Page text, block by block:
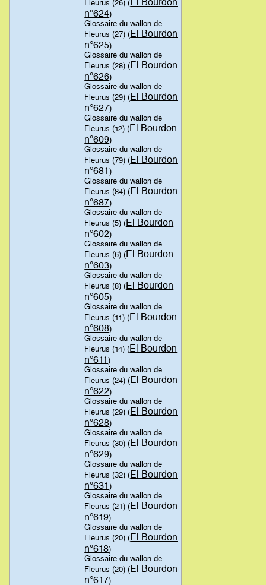
Fleurus (26) (
n°624)
Glossaire du wallon de
Fleurus (27) (El Bourdon
n°625)
Glossaire du wallon de
Fleurus (28) (El Bourdon
n°626)
Glossaire du wallon de
Fleurus (29) (El Bourdon
n°627)
Glossaire du wallon de
Fleurus (12) (El Bourdon
n°609)
Glossaire du wallon de
Fleurus (79) (El Bourdon
n°681)
Glossaire du wallon de
Fleurus (84) (El Bourdon
n°687)
Glossaire du wallon de
Fleurus (5) (El Bourdon
n°602)
Glossaire du wallon de
Fleurus (6) (El Bourdon
n°603)
Glossaire du wallon de
Fleurus (8) (El Bourdon
n°605)
Glossaire du wallon de
Fleurus (11) (El Bourdon
n°608)
Glossaire du wallon de
Fleurus (14) (El Bourdon
n°611)
Glossaire du wallon de
Fleurus (24) (El Bourdon
n°622)
Glossaire du wallon de
Fleurus (29) (El Bourdon
n°628)
Glossaire du wallon de
Fleurus (30) (El Bourdon
n°629)
Glossaire du wallon de
Fleurus (32) (El Bourdon
n°631)
Glossaire du wallon de
Fleurus (21) (El Bourdon
n°619)
Glossaire du wallon de
Fleurus (20) (El Bourdon
n°618)
Glossaire du wallon de
Fleurus (20) (El Bourdon
n°617)